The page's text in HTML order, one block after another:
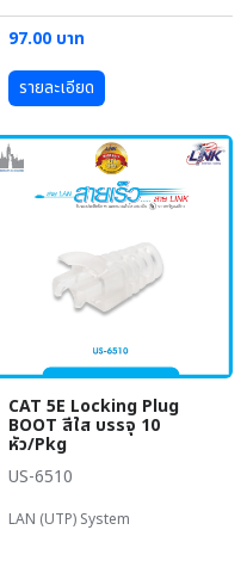
97.00 บาท
รายละเอียด
CAT 5E Locking Plug
BOOT สีใส บรรจุ 10
หัว/Pkg
US-6510
LAN (UTP) System